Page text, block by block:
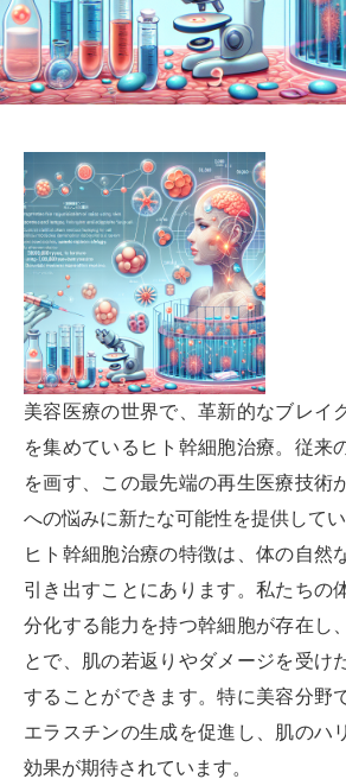
美容医療の世界で、革新的なブレイ
を集めているヒト幹細胞治療。従来
を画す、この最先端の再生医療技術
への悩みに新たな可能性を提供してい
ヒト幹細胞治療の特徴は、体の自然
引き出すことにあります。私たちの
分化する能力を持つ幹細胞が存在し
とで、肌の若返りやダメージを受け
することができます。特に美容分野
エラスチンの生成を促進し、肌のハ
効果が期待されています。